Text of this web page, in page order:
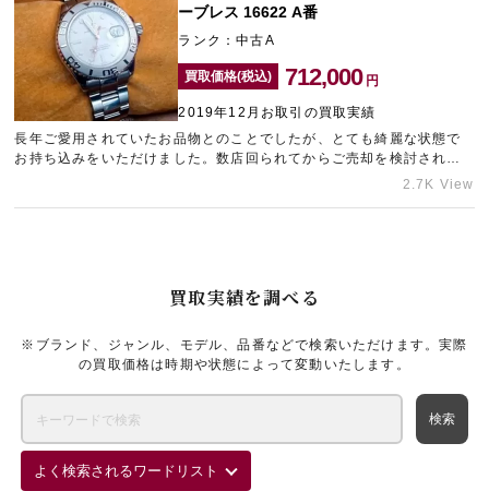
買取実績を調べる
※ブランド、ジャンル、モデル、品番などで検索いただけます。実際
の買取価格は時期や状態によって変動いたします。
よく検索されるワードリスト
ーブレス 16622 A番
ランク：中古A
買取価格(税込) 712,000 円
2019年12月お取引の買取実績
長年ご愛用されていたお品物とのことでしたが、とても綺麗な状態で
お持ち込みをいただけました。数店回られてからご売却を検討される
とのことでしたが、なんとか他店様よりも高い金額をおつけすること
2.7K View